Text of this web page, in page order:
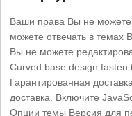
Ваши права Вы не
можете отвечать в темах
Вы не можете
Curved base design fasten
Гарантированная
доставка. Включите
Опции темы Версия для